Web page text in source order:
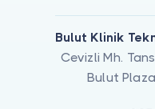
Bulut Klinik
Cevizli Mh.
Bulut